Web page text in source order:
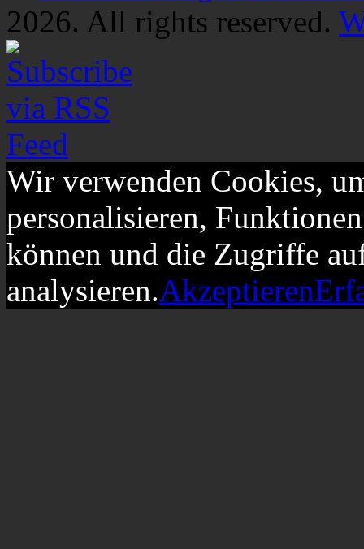
2026. All rights reserved.
Wir verwenden Cookies,
personalisieren,
können und die Zugriffe
analysieren.Akzeptieren